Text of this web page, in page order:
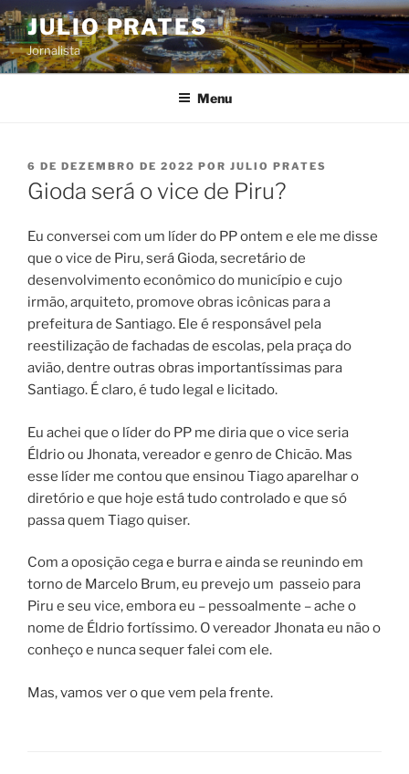
Pular
para
o
conteúdo
JULIO PRATES
Jornalista
Menu
PUBLICADO
EM
6 DE DEZEMBRO DE 2022 POR JULIO PRATES
Gioda será o vice de Piru?
Eu conversei com um líder do PP ontem e ele me disse
que o vice de Piru, será Gioda, secretário de
desenvolvimento econômico do município e cujo
irmão, arquiteto, promove obras icônicas para a
prefeitura de Santiago. Ele é responsável pela
reestilização de fachadas de escolas, pela praça do
avião, dentre outras obras importantíssimas para
Santiago. É claro, é tudo legal e licitado.
Eu achei que o líder do PP me diria que o vice seria
Éldrio ou Jhonata, vereador e genro de Chicão. Mas
esse líder me contou que ensinou Tiago aparelhar o
diretório e que hoje está tudo controlado e que só
passa quem Tiago quiser.
Com a oposição cega e burra e ainda se reunindo em
torno de Marcelo Brum, eu prevejo um passeio para
Piru e seu vice, embora eu – pessoalmente – ache o
nome de Éldrio fortíssimo. O vereador Jhonata eu não o
conheço e nunca sequer falei com ele.
Mas, vamos ver o que vem pela frente.